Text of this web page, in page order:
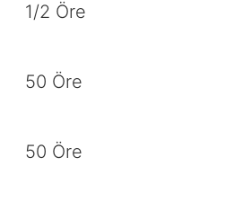
1/2 Öre
50 Öre
50 Öre